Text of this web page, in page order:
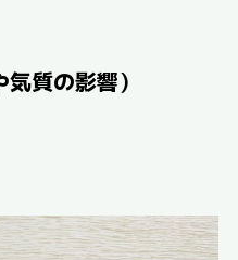
質の影響）